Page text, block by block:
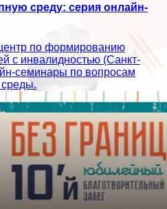
среду: серия онлайн-
по формированию
с инвалидностью (Санкт-
семинары по вопросам